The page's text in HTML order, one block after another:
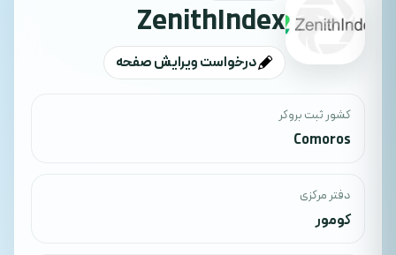
ZenithIndex
درخواست ویرایش صفحه
کشور ثبت بروکر
Comoros
دفتر مرکزی
کومور